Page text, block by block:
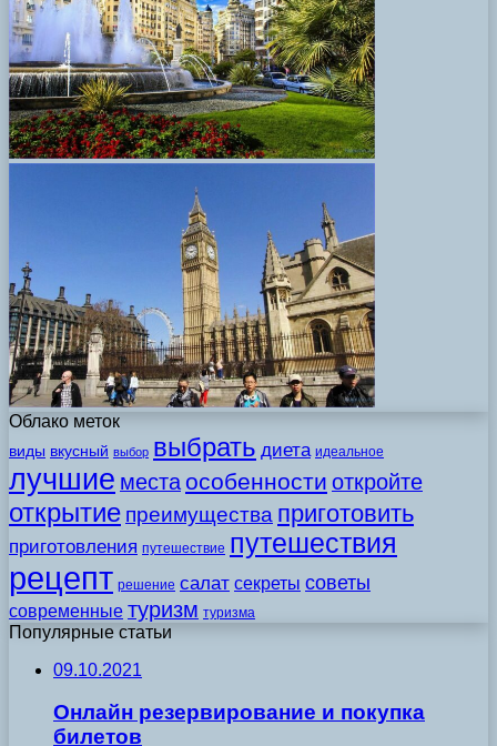
Облако меток
виды вкусный выбор выбрать диета идеальное
лучшие места особенности откройте
открытие преимущества приготовить
приготовления путешествие путешествия
рецепт решение салат секреты советы
современные туризм туризма
Популярные статьи
09.10.2021
Онлайн резервирование и покупка
билетов